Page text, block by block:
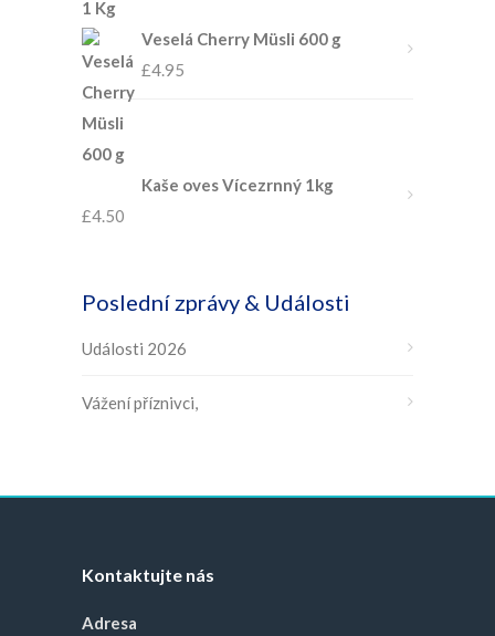
Veselá Cherry Müsli 600 g
£4.95
Kaše oves Vícezrnný 1kg
£4.50
Poslední zprávy & Události
Události 2026
Vážení příznivci,
Kontaktujte nás
Adresa